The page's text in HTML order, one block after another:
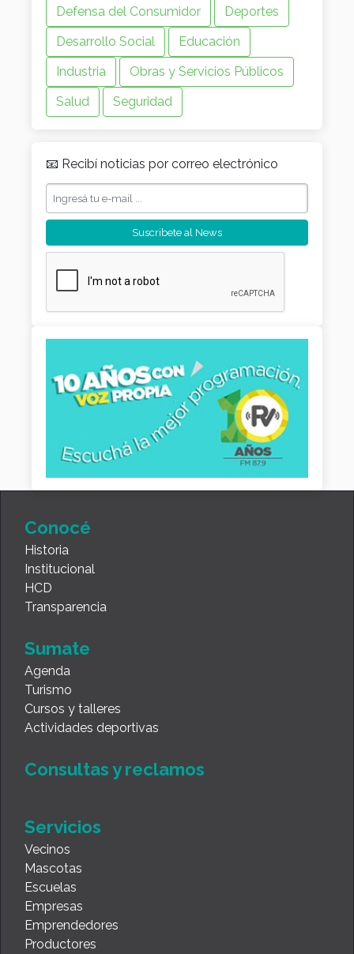
Defensa del Consumidor
Deportes
Desarrollo Social
Educación
Industria
Obras y Servicios Públicos
Salud
Seguridad
📧 Recibí noticias por correo electrónico
Conocé
Historia
Institucional
HCD
Transparencia
Sumate
Agenda
Turismo
Cursos y talleres
Actividades deportivas
Consultas y reclamos
Servicios
Vecinos
Mascotas
Escuelas
Empresas
Emprendedores
Productores